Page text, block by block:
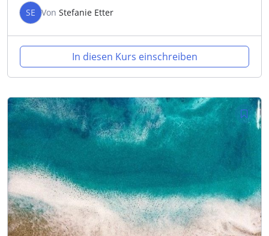
SE Von Stefanie Etter
In diesen Kurs einschreiben